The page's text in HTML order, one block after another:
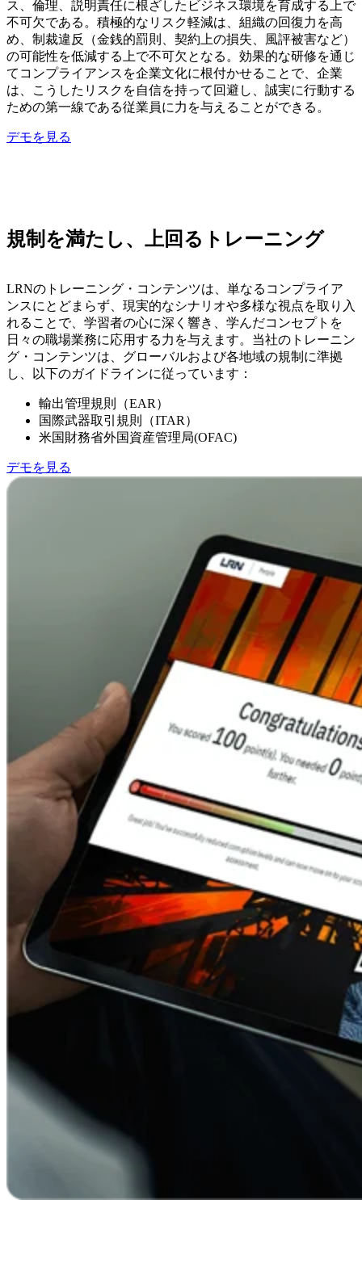
ス、倫理、説明責任に根ざしたビジネス環境を育成する上で
不可欠である。積極的なリスク軽減は、組織の回復力を高
め、制裁違反（金銭的罰則、契約上の損失、風評被害など）
の可能性を低減する上で不可欠となる。効果的な研修を通じ
てコンプライアンスを企業文化に根付かせることで、企業
は、こうしたリスクを自信を持って回避し、誠実に行動する
ための第一線である従業員に力を与えることができる。
デモを見る
規制を満たし、上回るトレーニング
LRNのトレーニング・コンテンツは、単なるコンプライア
ンスにとどまらず、現実的なシナリオや多様な視点を取り入
れることで、学習者の心に深く響き、学んだコンセプトを
日々の職場業務に応用する力を与えます。当社のトレーニン
グ・コンテンツは、グローバルおよび各地域の規制に準拠
し、以下のガイドラインに従っています：
輸出管理規則（EAR）
国際武器取引規則（ITAR）
米国財務省外国資産管理局(OFAC)
デモを見る